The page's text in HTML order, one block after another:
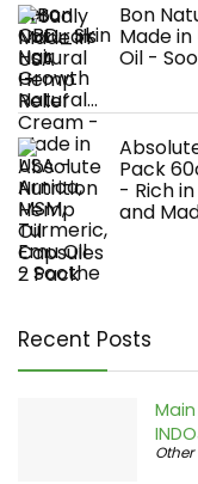
Bon
Made in
Oil -
Pack
- Rich
and
Recent Posts
Other